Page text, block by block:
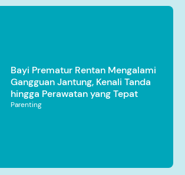
Bayi Prematur Rentan Mengalami
Gangguan Jantung, Kenali Tanda
hingga Perawatan yang Tepat
Parenting